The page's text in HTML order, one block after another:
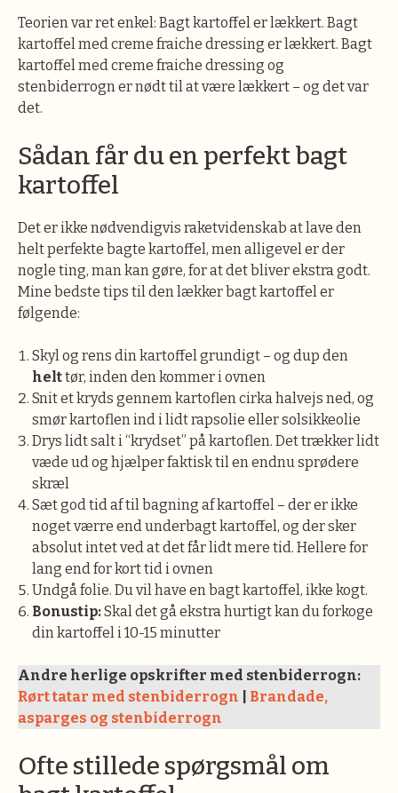
Teorien var ret enkel: Bagt kartoffel er lækkert. Bagt
kartoffel med creme fraiche dressing er lækkert. Bagt
kartoffel med creme fraiche dressing og
stenbiderrogn er nødt til at være lækkert – og det var
det.
Sådan får du en perfekt bagt
kartoffel
Det er ikke nødvendigvis raketvidenskab at lave den
helt perfekte bagte kartoffel, men alligevel er der
nogle ting, man kan gøre, for at det bliver ekstra godt.
Mine bedste tips til den lækker bagt kartoffel er
følgende:
Skyl og rens din kartoffel grundigt – og dup den
helttør, inden den kommer i ovnen
Snit et kryds gennem kartoflen cirka halvejs ned, og
smør kartoflen ind i lidt rapsolie eller solsikkeolie
Drys lidt salt i “krydset” på kartoflen. Det trækker lidt
væde ud og hjælper faktisk til en endnu sprødere
skræl
Sæt god tid af til bagning af kartoffel – der er ikke
noget værre end underbagt kartoffel, og der sker
absolut intet ved at det får lidt mere tid. Hellere for
lang end for kort tid i ovnen
Undgå folie. Du vil have en bagt kartoffel, ikke kogt.
Bonustip:Skal det gå ekstra hurtigt kan du forkoge
din kartoffel i 10-15 minutter
Andre herlige opskrifter med stenbiderrogn:
Rørt tatar med stenbiderrogn
Brandade,
asparges og stenbiderrogn
Ofte stillede spørgsmål om